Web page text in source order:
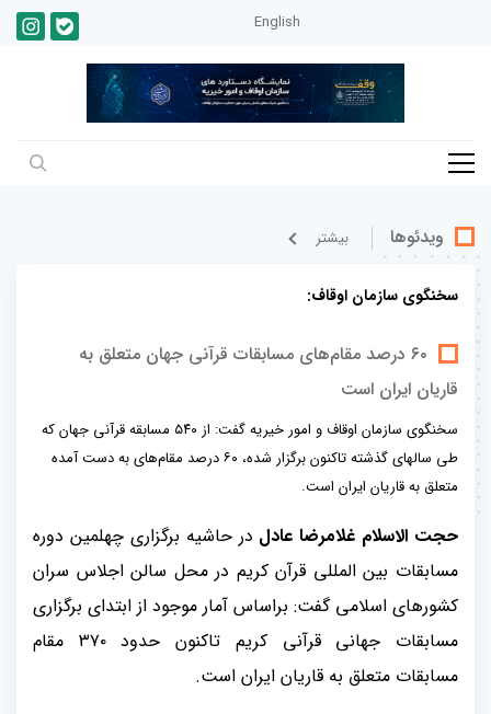
English
ویدئوها بيشتر
سخنگوی سازمان اوقاف:
۶۰ درصد مقام‌های مسابقات قرآنی جهان متعلق به
قاریان ایران است
سخنگوی سازمان اوقاف و امور خیریه گفت: از ۵۴۰ مسابقه قرآنی جهان که
طی سالهای گذشته تاکنون برگزار شده، ۶۰ درصد مقام‌های به دست آمده
متعلق به قاریان ایران است.
حجت الاسلام غلامرضا عادل در حاشیه برگزاری چهلمین دوره
مسابقات بین المللی قرآن کریم در محل سالن اجلاس سران
کشورهای اسلامی گفت: براساس آمار موجود از ابتدای برگزاری
مسابقات جهانی قرآنی کریم تاکنون حدود ۳۷۰ مقام
مسابقات متعلق به قاریان ایران است.